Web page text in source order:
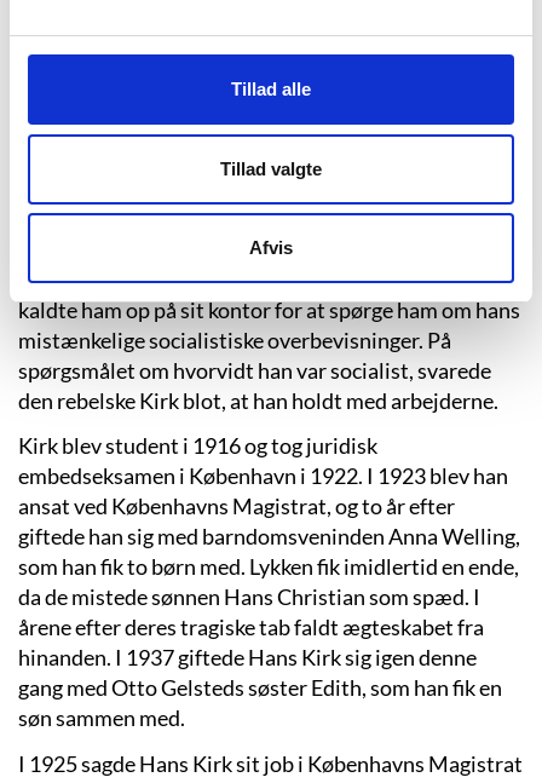
Tillad alle
Tillad valgte
Afvis
fortællinger.
Kostskolen i Sorø, hvor han begyndte i 1909, kom til at
danne rammen om nogle hårde år i adjunkternes og de
ældre drenges vold. Han måtte lære at begå sig på
klasseværelset. 1. maj 1915 deltog han i
socialdemokraternes demonstration i Sorø i skolens
uniform. Flere borgere rapporterede det til rektor, der
kaldte ham op på sit kontor for at spørge ham om hans
mistænkelige socialistiske overbevisninger. På
spørgsmålet om hvorvidt han var socialist, svarede
den rebelske Kirk blot, at han holdt med arbejderne.
Kirk blev student i 1916 og tog juridisk
embedseksamen i København i 1922. I 1923 blev han
ansat ved Københavns Magistrat, og to år efter
giftede han sig med barndomsveninden Anna Welling,
som han fik to børn med. Lykken fik imidlertid en ende,
da de mistede sønnen Hans Christian som spæd. I
årene efter deres tragiske tab faldt ægteskabet fra
hinanden. I 1937 giftede Hans Kirk sig igen denne
gang med Otto Gelsteds søster Edith, som han fik en
søn sammen med.
I 1925 sagde Hans Kirk sit job i Københavns Magistrat